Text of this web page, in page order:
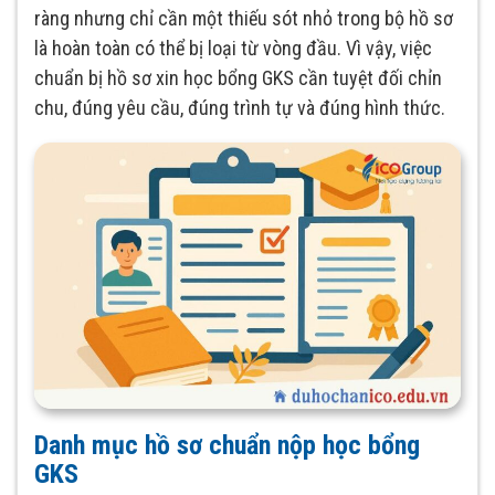
ràng nhưng chỉ cần một thiếu sót nhỏ trong bộ hồ sơ
là hoàn toàn có thể bị loại từ vòng đầu. Vì vậy, việc
chuẩn bị hồ sơ xin học bổng GKS cần tuyệt đối chỉn
chu, đúng yêu cầu, đúng trình tự và đúng hình thức.
Danh mục hồ sơ chuẩn nộp học bổng
GKS